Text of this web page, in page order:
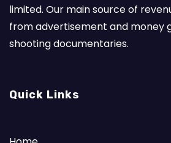
limited. Our main source of
from advertisement and money
shooting documentaries.
Quick Links